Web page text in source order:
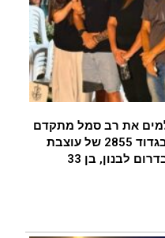
את רב סמל מתקדם
(במיל׳) תמיר וקנין ז"ל, לוחם בגדוד 2855 של עוצבת
חוד החנית (55), שנפל בקרב בדרום לבנון, בן 33